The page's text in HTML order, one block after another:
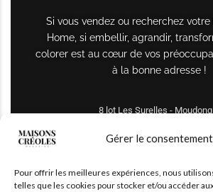
Gérer le consentement
Pour offrir les meilleures expériences, nous
telles que les cookies pour stocker et/ou accéder
Si vous vendez ou recherchez
Home, si embellir, agrandir,
colorer est au cœur de vos
à la bonne adresse !
8 lot Les Surelles -